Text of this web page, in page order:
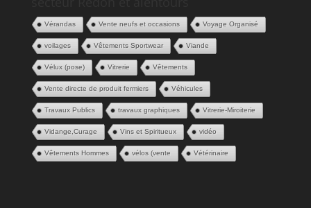
Vérandas Vente neufs et occasions Voyage Organisé
voilages Vêtements Sportwear Viande
Vélux (pose) Vitrerie Vêtements
Vente directe de produit fermiers Véhicules
Travaux Publics travaux graphiques Vitrerie-Miroiterie
Vidange,Curage Vins et Spiritueux vidéo
Vêtements Hommes vélos (vente Vétérinaire